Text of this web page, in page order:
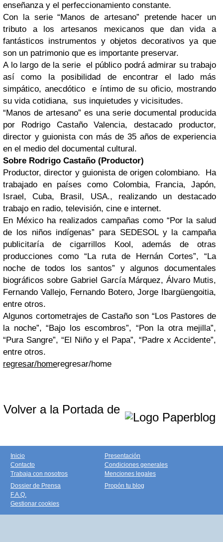
enseñanza y el perfeccionamiento constante.
Con la serie “Manos de artesano” pretende hacer un
tributo a los artesanos mexicanos que dan vida a
fantásticos instrumentos y objetos decorativos ya que
son un patrimonio que es importante preservar.
A lo largo de la serie el público podrá admirar su trabajo
así como la posibilidad de encontrar el lado más
simpático, anecdótico e íntimo de su oficio, mostrando
su vida cotidiana, sus inquietudes y vicisitudes.
“Manos de artesano” es una serie documental producida
por Rodrigo Castaño Valencia, destacado productor,
director y guionista con más de 35 años de experiencia
en el medio del documental cultural.
Sobre Rodrigo Castaño (Productor)
Productor, director y guionista de origen colombiano. Ha
trabajado en países como Colombia, Francia, Japón,
Israel, Cuba, Brasil, USA., realizando un destacado
trabajo en radio, televisión, cine e internet.
En México ha realizados campañas como “Por la salud
de los niños indígenas” para SEDESOL y la campaña
publicitaría de cigarrillos Kool, además de otras
producciones como “La ruta de Hernán Cortes”, “La
noche de todos los santos” y algunos documentales
biográficos sobre Gabriel García Márquez, Álvaro Mutis,
Fernando Vallejo, Fernando Botero, Jorge Ibargüengoitia,
entre otros.
Algunos cortometrajes de Castaño son “Los Pastores de
la noche”, “Bajo los escombros”, “Pon la otra mejilla”,
“Pura Sangre”, “El Niño y el Papa”, “Padre x Accidente”,
entre otros.
regresar/homeregresar/home
Volver a la Portada de
Inicio
Contacto
Trabaja con nosotros
Presentación
Condiciones generales
Menciones legales
Dossier de Prensa
F.A.Q.
Gestionar cookies
Propón tu blog